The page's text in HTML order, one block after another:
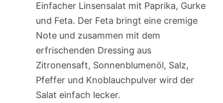
Einfacher Linsensalat mit Paprika, Gurke
und Feta. Der Feta bringt eine cremige
Note und zusammen mit dem
erfrischenden Dressing aus
Zitronensaft, Sonnenblumenöl, Salz,
Pfeffer und Knoblauchpulver wird der
Salat einfach lecker.